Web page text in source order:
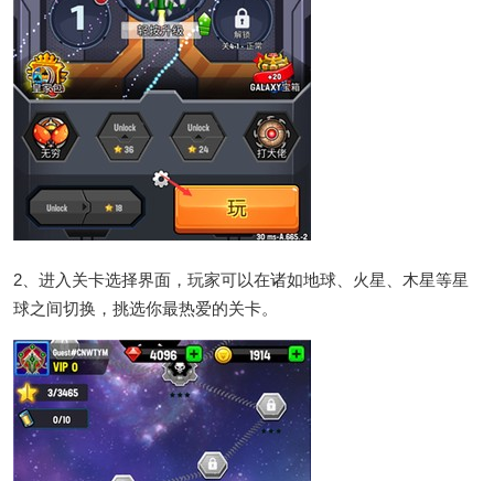
2、进入关卡选择界面，玩家可以在诸如地球、火星、木星等星
球之间切换，挑选你最热爱的关卡。